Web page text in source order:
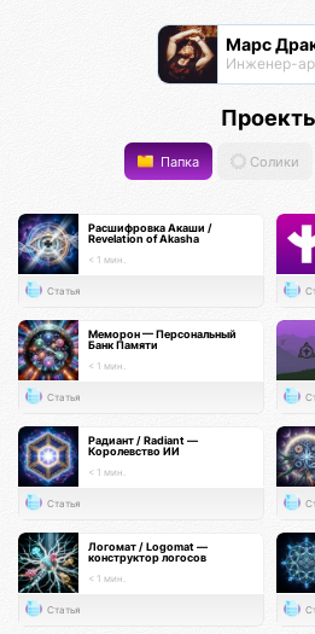
Марс
Папка Солики
Расшифровка Акаши /
Revelation of Akasha
< 1 мин.
Статья
Меморон — Персональный
Банк Памяти
< 1 мин.
Статья
Радиант / Radiant —
Королевство ИИ
< 1 мин.
Статья
Логомат / Logomat —
конструктор логосов
< 1 мин.
Статья